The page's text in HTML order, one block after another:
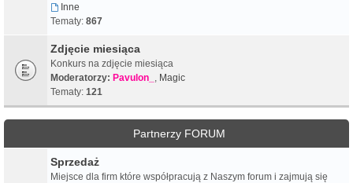
Inne
Tematy: 867
Zdjęcie miesiąca
Konkurs na zdjęcie miesiąca
Moderatorzy: Pavulon_ , Magic
Tematy: 121
Partnerzy FORUM
Sprzedaż
Miejsce dla firm które współpracują z Naszym forum i zajmują się